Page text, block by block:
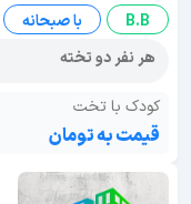
B.B
با صبحانه
هر نفر دو تخته
کودک با تخت
قیمت به تومان